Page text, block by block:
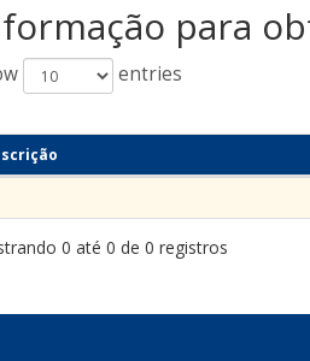
para
entries
0 até 0 de 0 registros